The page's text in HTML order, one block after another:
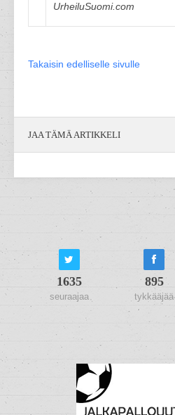
UrheiluSuomi.com
Takaisin edelliselle sivulle
JAA TÄMÄ ARTIKKELI
1635
seuraajaa
895
tykkääjää